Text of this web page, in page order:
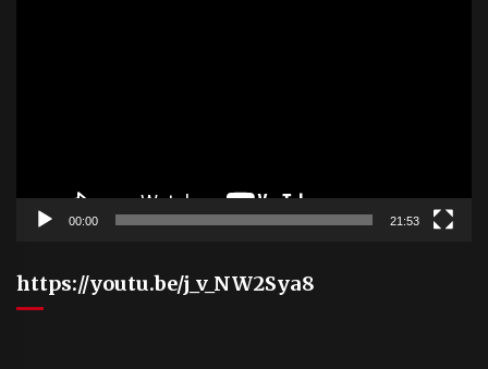
00:00 21:53
https://youtu.be/j_v_NW2Sya8